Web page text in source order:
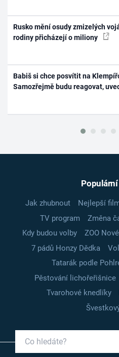
Rusko mění osudy zmizelých
rodiny přicházejí o miliony
Babiš si chce posvítit na
Samozřejmě budu reagovat,
Jak zhubnout Nejlepší
TV program
Změna
Kdy budou volby
ZOO
7 pádů Honzy Dědka
Tatarák podle
Pěstování lichořeřišnice
Tvarohové knedlíky